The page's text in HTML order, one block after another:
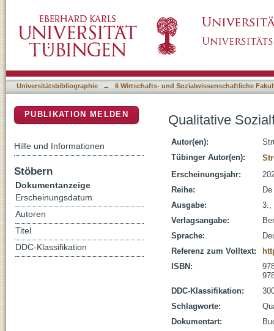
Universitätsbibliographie → 6 Wirtschafts- und Sozialwissenschaftliche
Qualitative
Autor(en):
Tübinger Autor(en):
Erscheinungsjahr:
Reihe:
Ausgabe:
3.,
Verlagsangabe:
Sprache:
Referenz zum Volltext:
ISBN:
DDC-Klassifikation:
Schlagworte:
Dokumentart:
PUBLIKATION MELDEN
Hilfe und Informationen
Stöbern
Dokumentanzeige
Erscheinungsdatum
Autoren
Titel
DDC-Klassifikation